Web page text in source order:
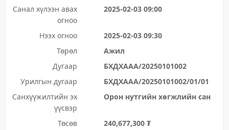
Санал хүлээн авах
огноо
2025-02-03 09:00
Нээх огноо
2025-02-03 09:30
Төрөл
Ажил
Дугаар
БХДХААА/20250101002
Урилгын дугаар
БХДХААА/20250101002/01/01
Санхүүжилтийн эх
үүсвэр
Орон нутгийн хөгжлийн сан
Төсөв
240,677,300 ₮